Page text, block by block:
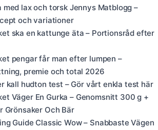
med lax och torsk Jennys Matblogg –
och variationer
ska en kattunge äta – Portionsråd efter
pengar får man efter lumpen –
premie och total 2026
kall hudton test – Gör vårt enkla test här
Väger En Gurka – Genomsnitt 300 g +
Grönsaker Och Bär
Guide Classic Wow – Snabbaste Vägen